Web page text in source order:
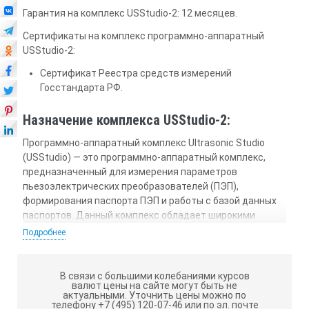
Гарантия на комплекс USStudio-2: 12 месяцев.
Сертификаты на комплекс программно-аппаратный
USStudio-2:
Сертификат Реестра средств измерений
Госстандарта РФ.
Назначение комплекса USStudio-2:
Программно-аппаратный комплекс Ultrasonic Studio
(USStudio) — это программно-аппаратный комплекс,
предназначенный для измерения параметров
пьезоэлектрических преобразователей (ПЭП),
формирования паспорта ПЭП и работы с базой данных
паспортов. Данный комплекс обладает широкими
возможностями при работе с паспортами. Помимо
стандартных функций, таких как просмотр, печать,
реализованы дополнительные функции, такие как:
автоматизация процесса проведения поверки, гибкое
управление разделами паспорта, а также возможность
Подробнее
В связи с большими колебаниями курсов
валют цены на сайте могут быть не
актуальными. Уточнить цены можно по
телефону +7 (495) 120-07-46 или по эл. почте